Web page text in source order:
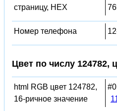
страницу, HEX
Номер телефона
Цвет по числу 124782,
html RGB цвет 124782,
16-ричное значение